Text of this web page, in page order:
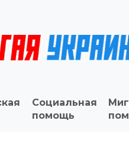
Социальная
помощь